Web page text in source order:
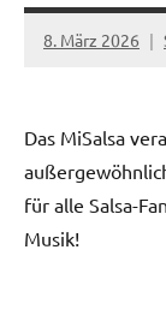
8. März 2026
Das MiSalsa
für alle Salsa-
Musik!